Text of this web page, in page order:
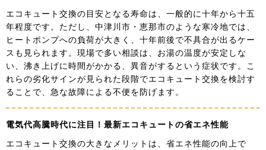
エコキュート交換の目安となる寿命は、一般的に十年から十五
年程度です。ただし、中津川市・恵那市のような寒冷地では、
ヒートポンプへの負荷が大きく、十年前後で不具合が出るケー
スも見られます。現場で多い相談は、お湯の温度が安定しな
い、沸き上げに時間がかかる、異音がするという症状です。こ
れらの劣化サインが見られた段階でエコキュート交換を検討す
ることで、急な故障による不便を防げます。
電気代高騰時代に注目！最新エコキュートの省エネ性能
エコキュート交換の大きなメリットは、省エネ性能の向上で